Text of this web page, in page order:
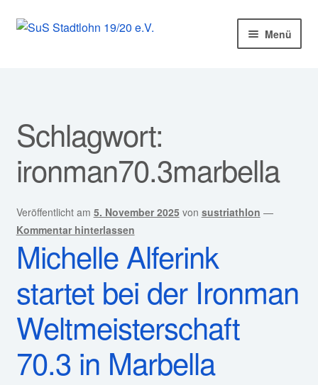
Zur
Zum
Menü
Unser Verein
Abteilungen
Kurse
Sponsoren
Service
öffnen
Fan-Shop
Schlagwort:
ironman70.3marbella
Veröffentlicht am 5. November 2025 von sustriathlon —
Kommentar hinterlassen
Michelle Alferink
startet bei der Ironman
Weltmeisterschaft
70.3 in Marbella